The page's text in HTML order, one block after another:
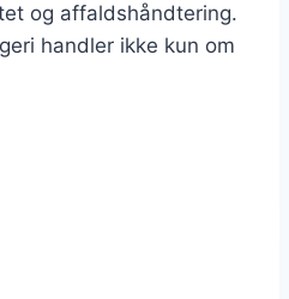
og affaldshåndtering.
handler ikke kun om